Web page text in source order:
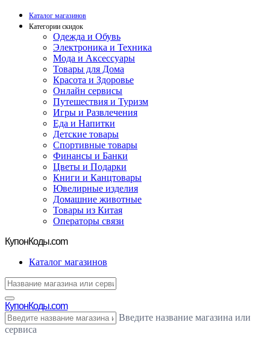
Каталог магазинов
Категории скидок
Одежда и Обувь
Электроника и Техника
Мода и Аксессуары
Товары для Дома
Красота и Здоровье
Онлайн сервисы
Путешествия и Туризм
Игры и Развлечения
Еда и Напитки
Детские товары
Спортивные товары
Финансы и Банки
Цветы и Подарки
Книги и Канцтовары
Ювелирные изделия
Домашние животные
Товары из Китая
Операторы связи
КупонКоды.com
Каталог магазинов
КупонКоды.com
Введите название магазина или
сервиса